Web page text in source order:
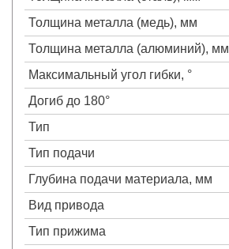
Толщина металла (медь), мм
Толщина металла (алюминий), мм
Максимальный угол гибки, °
Догиб до 180°
Тип
Тип подачи
Глубина подачи материала, мм
Вид привода
Тип прижима